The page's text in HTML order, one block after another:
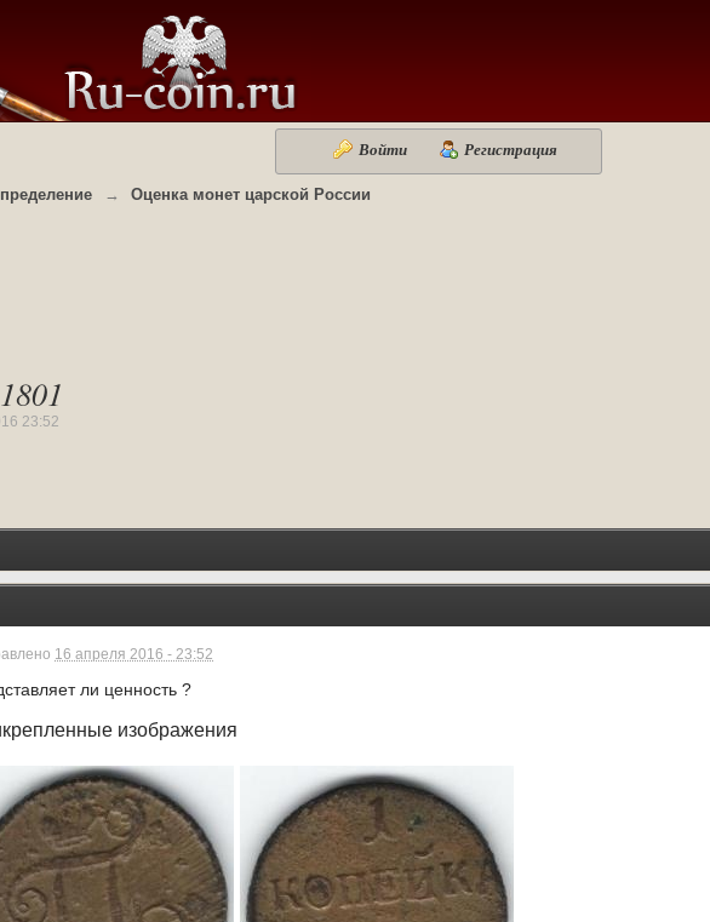
Войти Регистрация
→ Оценка монет царской России
23:52
16 апреля 2016 - 23:52
ли ценность ?
изображения